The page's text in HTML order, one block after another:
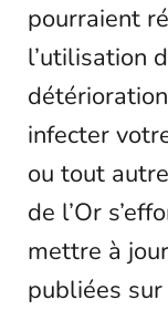
pourraient
l’utilisation
infecter
ou tout
de l’Or
mettre à
publiées